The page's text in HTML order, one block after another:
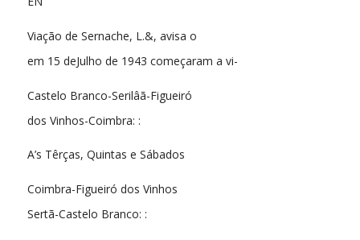
Viação de Sernache, L.&, avisa o
em 15 deJulho de 1943 começaram a vi-
Castelo Branco-Serilâã-Figueiró
dos Vinhos-Coimbra: :
A’s Têrças, Quintas e Sábados
Coimbra-Figueiró dos Vinhos
Sertã-Castelo Branco: :